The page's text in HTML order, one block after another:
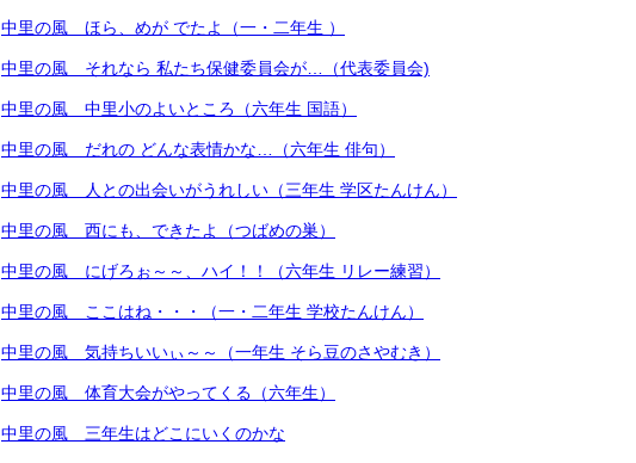
中里の風 ほら、めが でたよ（一・二年生 ）
中里の風 それなら 私たち保健委員会が…（代表委員会)
中里の風 中里小のよいところ（六年生 国語）
中里の風 だれの どんな表情かな…（六年生 俳句）
中里の風 人との出会いがうれしい（三年生 学区たんけん）
中里の風 西にも、できたよ（つばめの巣）
中里の風 にげろぉ～～、ハイ！！（六年生 リレー練習）
中里の風 ここはね・・・（一・二年生 学校たんけん）
中里の風 気持ちいいぃ～～（一年生 そら豆のさやむき）
中里の風 体育大会がやってくる（六年生）
中里の風 三年生はどこにいくのかな